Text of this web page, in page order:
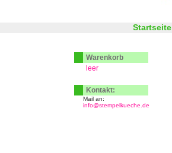
Startseite
Warenkorb
leer
Kontakt:
Mail an:
info@stempelkueche.de